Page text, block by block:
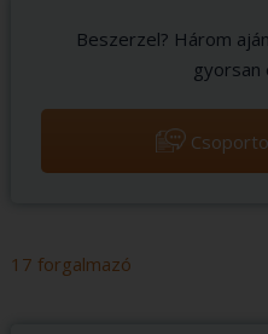
Beszerzel? Három
gyorsan
17 forgalmazó